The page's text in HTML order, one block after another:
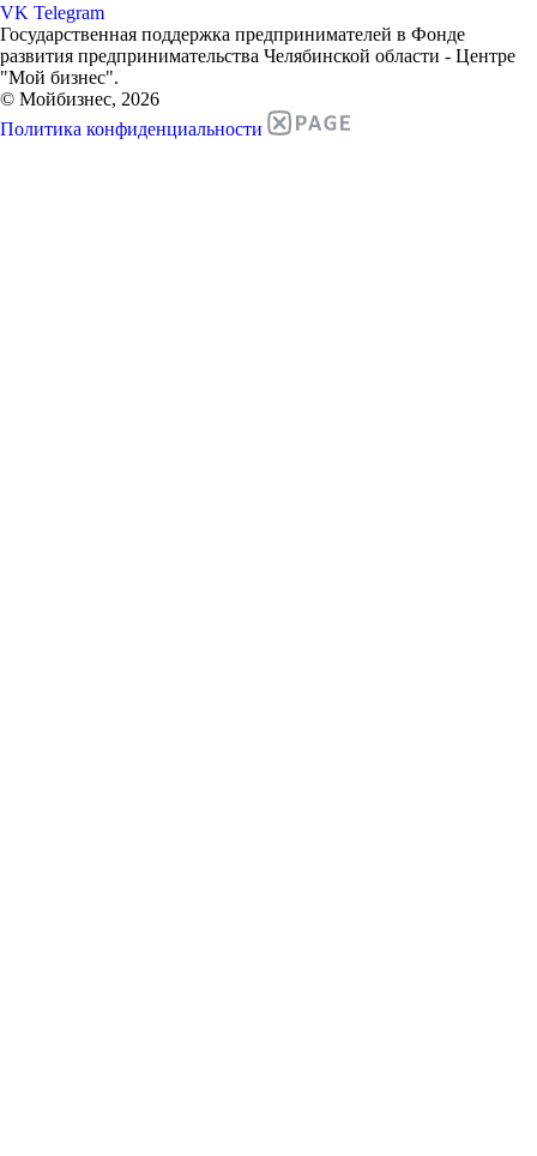
VK Telegram
Государственная поддержка предпринимателей в Фонде
развития предпринимательства Челябинской области - Центре
"Мой бизнес".
© Мойбизнес, 2026
Политика конфиденциальности